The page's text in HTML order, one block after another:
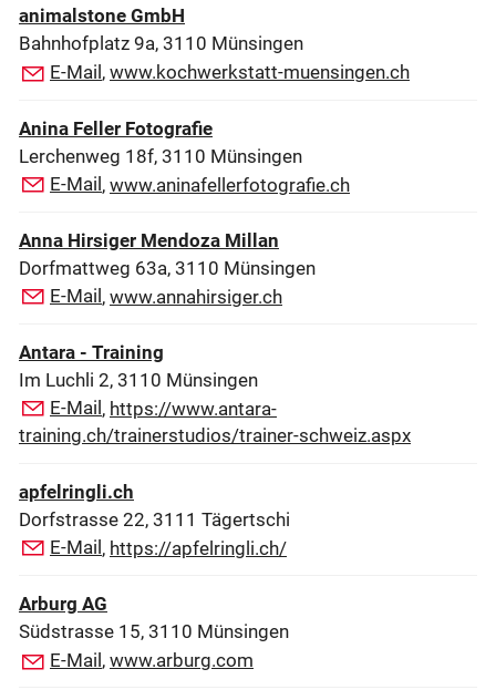
animalstone GmbH
Bahnhofplatz 9a, 3110 Münsingen
E-Mail, www.kochwerkstatt-muensingen.ch
Anina Feller Fotografie
Lerchenweg 18f, 3110 Münsingen
E-Mail , www.aninafellerfotografie.ch
Anna Hirsiger Mendoza Millan
Dorfmattweg 63a, 3110 Münsingen
E-Mail , www.annahirsiger.ch
Antara - Training
Im Luchli 2, 3110 Münsingen
E-Mail , https://www.antara-
training.ch/trainerstudios/trainer-schweiz.aspx
apfelringli.ch
Dorfstrasse 22, 3111 Tägertschi
E-Mail , https://apfelringli.ch/
Arburg AG
Südstrasse 15, 3110 Münsingen
E-Mail, www.arburg.com